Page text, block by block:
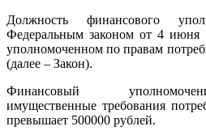
Должность финансового
Федеральным законом от 4
уполномоченном по правам
(далее – Закон).
Финансовый
имущественные требования
превышает 500000 рублей.